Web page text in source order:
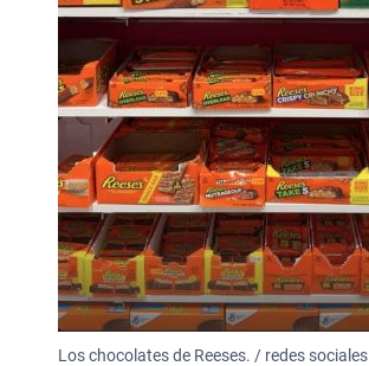
Los chocolates de Reeses. / redes sociales